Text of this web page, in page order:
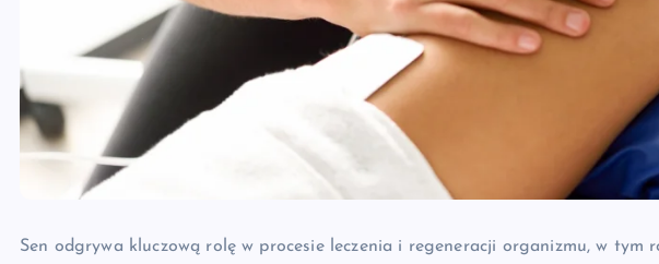
Sen odgrywa kluczową rolę w procesie leczenia i regeneracji organizmu, w tym